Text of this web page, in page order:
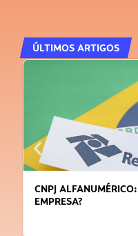
ÚLTIMOS ARTIGOS
CNPJ
EMPRESA?